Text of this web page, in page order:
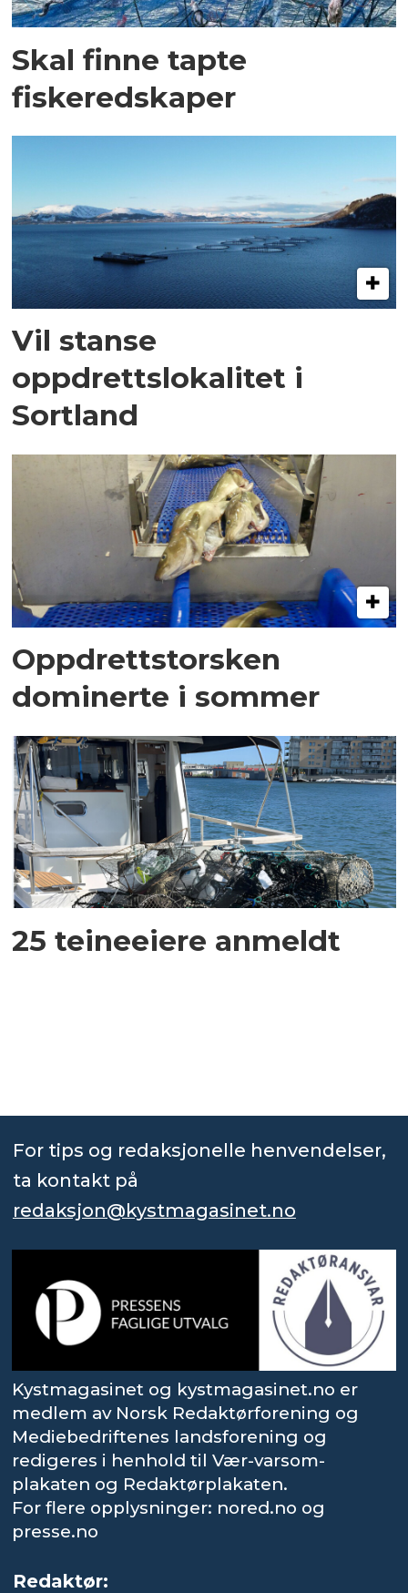
Skal finne tapte
fiskeredskaper
Vil stanse
oppdrettslokalitet i
Sortland
Oppdrettstorsken
dominerte i sommer
25 teineeiere anmeldt
For tips og redaksjonelle henvendelser,
ta kontakt på
redaksjon@kystmagasinet.no
Kystmagasinet og kystmagasinet.no er
medlem av Norsk Redaktørforening og
Mediebedriftenes landsforening og
redigeres i henhold til Vær-varsom-
plakaten og Redaktørplakaten.
For flere opplysninger: nored.no og
presse.no
Redaktør: